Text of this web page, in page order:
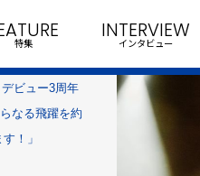
特集
INTERVIEW
インタビュー
デビュー3周年
なる飛躍を約
！」